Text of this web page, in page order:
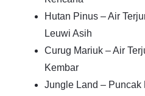
Hutan Pinus – Air
Leuwi Asih
Curug Mariuk – Air
Kembar
Jungle Land – Puncak